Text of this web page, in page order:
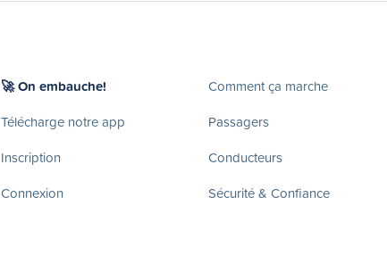
🚀 On embauche!
Télécharge notre app
Inscription
Connexion
Comment ça marche
Passagers
Conducteurs
Sécurité & Confiance